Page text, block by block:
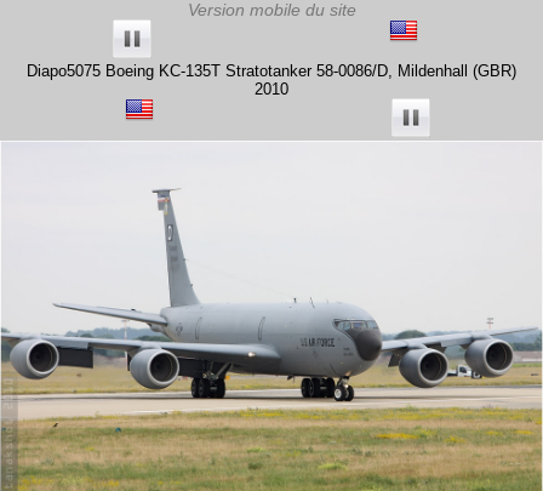
Diapo5075 Boeing KC-135T Stratotanker 58-0086/D, Mildenhall (GBR)
2010